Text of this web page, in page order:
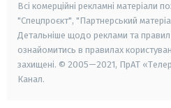
Всі комерційні рекламні матеріали
"Спецпроєкт", "Партнерський
Детальніше щодо реклами та
ознайомитись в правилах
захищені. © 2005—2021, ПрАТ
Канал.